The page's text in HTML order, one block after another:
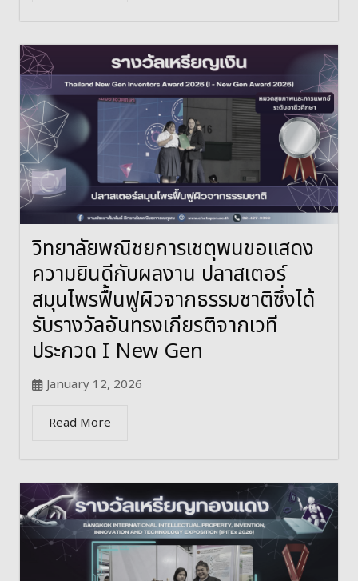
วิทยาลัยพณิชยการเชตุพนขอแสดง
ความยินดีกับผลงาน ปลาสเตอร์
สมุนไพรฟื้นฟูผิวจากธรรมชาติซึ่งได้
รับรางวัลอันทรงเกียรติจากเวที
ประกวด I New Gen
January 12, 2026
Read More